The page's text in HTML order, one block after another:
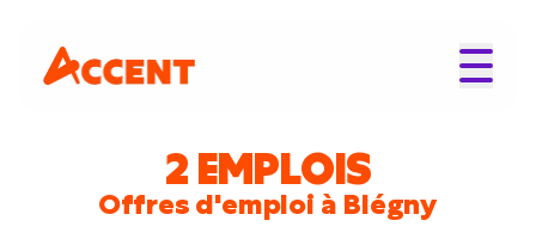
2 EMPLOIS
Offres d'emploi à Blégny